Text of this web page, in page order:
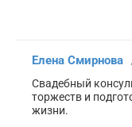
Елена Смирнова
Свадебный
торжеств и
жизни.